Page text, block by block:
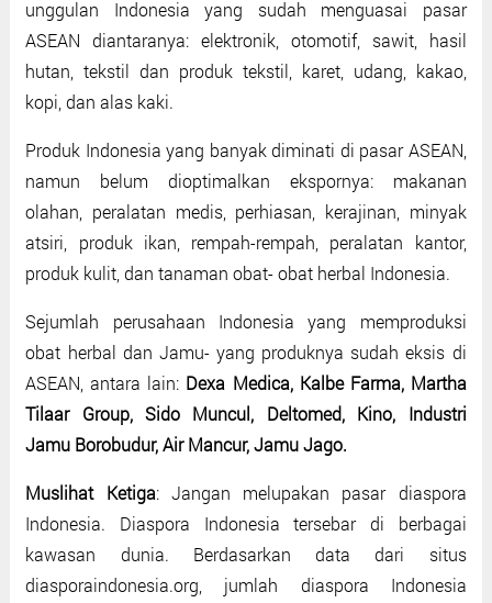
unggulan Indonesia yang sudah menguasai pasar
ASEAN diantaranya: elektronik, otomotif, sawit, hasil
hutan, tekstil dan produk tekstil, karet, udang, kakao,
kopi, dan alas kaki.
Produk Indonesia yang banyak diminati di pasar ASEAN,
namun belum dioptimalkan ekspornya: makanan
olahan, peralatan medis, perhiasan, kerajinan, minyak
atsiri, produk ikan, rempah-rempah, peralatan kantor,
produk kulit, dan tanaman obat- obat herbal Indonesia.
Sejumlah perusahaan Indonesia yang memproduksi
obat herbal dan Jamu- yang produknya sudah eksis di
ASEAN, antara lain: Dexa Medica, Kalbe Farma, Martha
Tilaar Group, Sido Muncul, Deltomed, Kino, Industri
Jamu Borobudur, Air Mancur, Jamu Jago.
Muslihat Ketiga: Jangan melupakan pasar diaspora
Indonesia. Diaspora Indonesia tersebar di berbagai
kawasan dunia. Berdasarkan data dari situs
diasporaindonesia.org, jumlah diaspora Indonesia